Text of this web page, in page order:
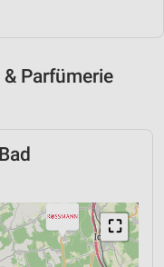
Parfümerie
⛶